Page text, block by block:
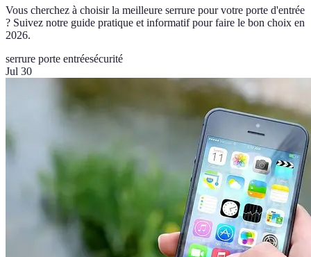
Vous cherchez à choisir la meilleure serrure pour votre porte d'entrée
? Suivez notre guide pratique et informatif pour faire le bon choix en
2026.
serrure porte entréesécurité
Jul 30